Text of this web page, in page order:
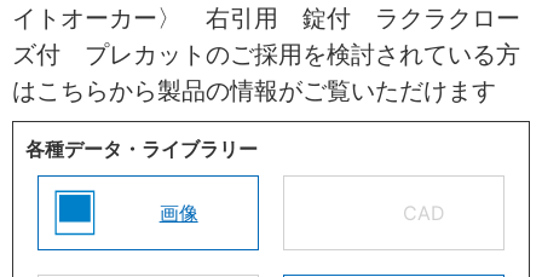
イトオーカー〉 右引用 錠付 ラクラクロー
ズ付 プレカットのご採用を検討されている方
はこちらから製品の情報がご覧いただけます
各種データ・ライブラリー
画像 CAD